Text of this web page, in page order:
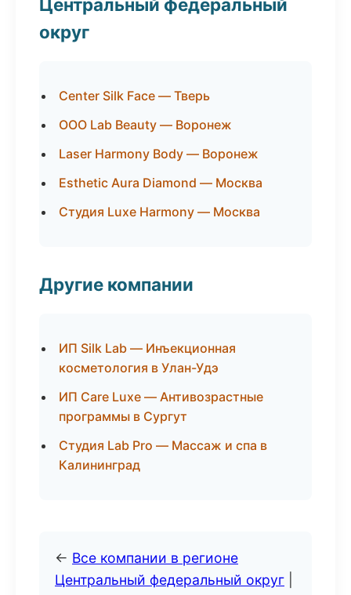
Центральный федеральный
округ
Center Silk Face — Тверь
ООО Lab Beauty — Воронеж
Laser Harmony Body — Воронеж
Esthetic Aura Diamond — Москва
Студия Luxe Harmony — Москва
Другие компании
ИП Silk Lab — Инъекционная
косметология в Улан-Удэ
ИП Care Luxe — Антивозрастные
программы в Сургут
Студия Lab Pro — Массаж и спа в
Калининград
← Все компании в регионе
Центральный федеральный округ